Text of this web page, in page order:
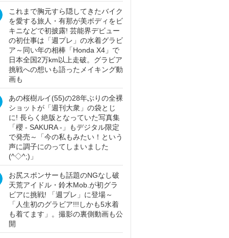
これまで胸元すら隠してきたバイク
を愛する旅人・有那が美ボディをビ
キニなどで初披露! 芸能界デビュー
の初仕事は「週プレ」の水着グラビ
ア～同い年の相棒「Honda X4」で
日本全国2万km以上走破。グラビア
挑戦への想いも語ったメイキング動
画も
あの桜樹ルイ(55)の28年ぶりの全裸
ショットが「週刊大衆」の袋とじ
に! 長らく絶版となっていた写真集
「櫻 - SAKURA -」もデジタル限定
で発売～「今の私もみたい！という
声に調子にのってしまいました
(^◇^;)」
お尻スポンサーも話題のNGなし破
天荒アイドル・鈴木Mob.が初グラ
ビアに挑戦! 「週プレ」に登場～
「人生初のグラビア!!!しかも5水着
も着てます」。撮影の裏側動画も公
開